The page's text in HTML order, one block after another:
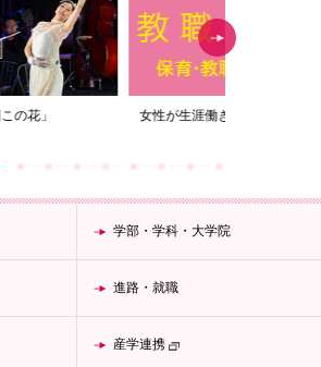
643-6221
643-6566
性が生涯働き続けることのできる資格取得
学部・学科・大学院
進路・就職
産学連携